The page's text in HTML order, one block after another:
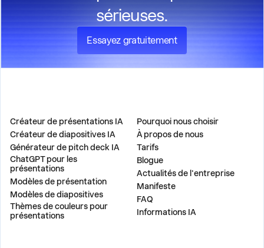
sérieuses.
Essayez gratuitement
Créateur de présentations IA
Créateur de diapositives IA
Générateur de pitch deck IA
ChatGPT pour les
présentations
Modèles de présentation
Modèles de diapositives
Thèmes de couleurs pour
présentations
Pourquoi nous choisir
À propos de nous
Tarifs
Blogue
Actualités de l'entreprise
Manifeste
FAQ
Informations IA